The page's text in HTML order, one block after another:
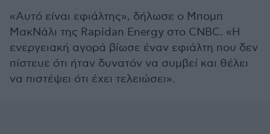
«Αυτό είναι εφιάλτης», δήλωσε ο Μπομπ
ΜακΝάλι της Rapidan Energy στο CNBC. «Η
ενεργειακή αγορά βίωσε έναν εφιάλτη που δεν
πίστευε ότι ήταν δυνατόν να συμβεί και θέλει
να πιστέψει ότι έχει τελειώσει».